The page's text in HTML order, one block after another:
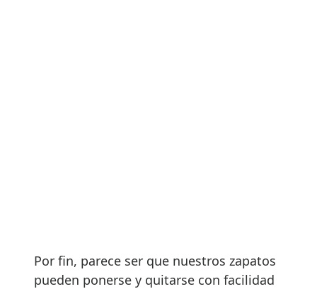
Por fin, parece ser que nuestros zapatos
pueden ponerse y quitarse con facilidad